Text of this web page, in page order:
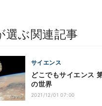
選ぶ関連記事
サイエンス
どこでもサイエンス
の世界
2021/12/01 07:00